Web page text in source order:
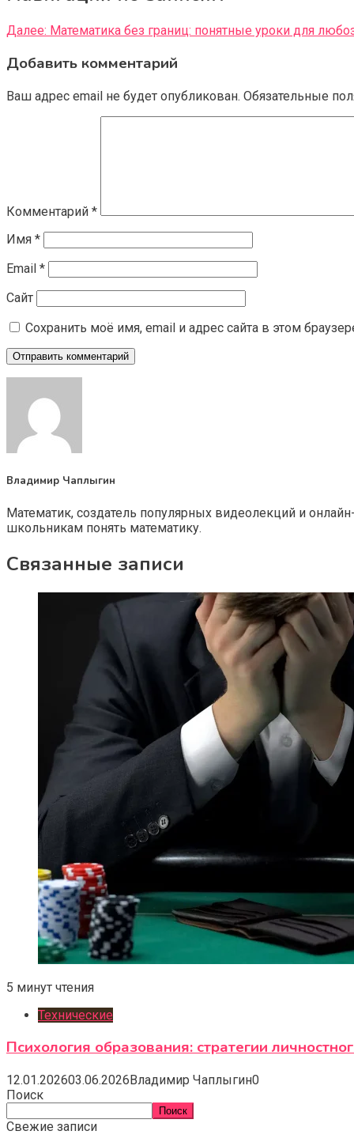
Далее: Математика без границ: понятные уроки для
Добавить комментарий
Ваш адрес email не будет опубликован. Обязательные
Комментарий *
Имя *
Email *
Сайт
Сохранить моё имя, email и адрес сайта в этом
Владимир Чаплыгин
Математик, создатель популярных видеолекций и
школьникам понять математику.
Связанные записи
5 минут чтения
Технические
Психология образования: стратегии
12.01.202603.06.2026 Владимир Чаплыгин0
Поиск
Поиск
Свежие записи